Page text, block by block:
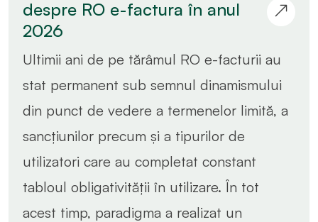
despre RO e-factura în anul
2026
Ultimii ani de pe tărâmul RO e-facturii au
stat permanent sub semnul dinamismului
din punct de vedere a termenelor limită, a
sancțiunilor precum și a tipurilor de
utilizatori care au completat constant
tabloul obligativității în utilizare. În tot
acest timp, paradigma a realizat un